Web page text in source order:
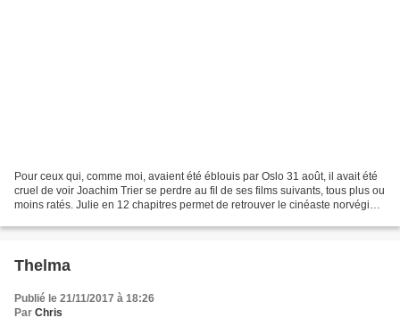
Pour ceux qui, comme moi, avaient été éblouis par Oslo 31 août, il avait été
cruel de voir Joachim Trier se perdre au fil de ses films suivants, tous plus ou
moins ratés. Julie en 12 chapitres permet de retrouver le cinéaste norvégien
Thelma
Publié le 21/11/2017 à 18:26
Par Chris